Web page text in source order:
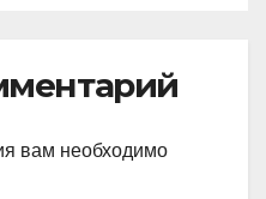
вам необходимо